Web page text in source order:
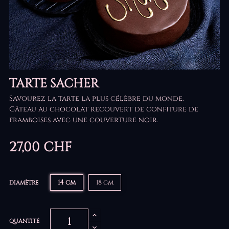
TARTE SACHER
Savourez la tarte la plus célèbre du monde.
Gâteau au chocolat recouvert de confiture de
framboises avec une couverture noir.
27,00 CHF
DIAMÈTRE 14 cm 18 cm
QUANTITÉ